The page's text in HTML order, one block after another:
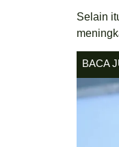
Selain
BACA